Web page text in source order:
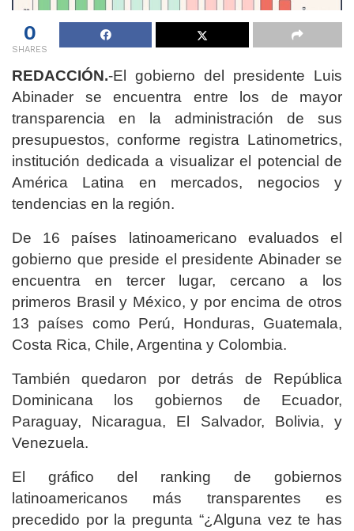
0
SHARES
REDACCIÓN.-El gobierno del presidente Luis
Abinader se encuentra entre los de mayor
transparencia en la administración de sus
presupuestos, conforme registra Latinometrics,
institución dedicada a visualizar el potencial de
América Latina en mercados, negocios y
tendencias en la región.
De 16 países latinoamericano evaluados el
gobierno que preside el presidente Abinader se
encuentra en tercer lugar, cercano a los
primeros Brasil y México, y por encima de otros
13 países como Perú, Honduras, Guatemala,
Costa Rica, Chile, Argentina y Colombia.
También quedaron por detrás de República
Dominicana los gobiernos de Ecuador,
Paraguay, Nicaragua, El Salvador, Bolivia, y
Venezuela.
El gráfico del ranking de gobiernos
latinoamericanos más transparentes es
precedido por la pregunta “¿Alguna vez te has